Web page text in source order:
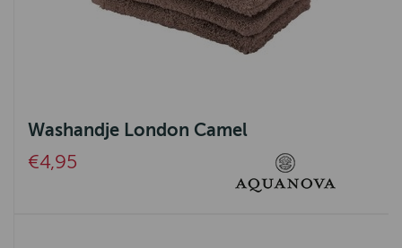
Washandje London Camel
€4,95